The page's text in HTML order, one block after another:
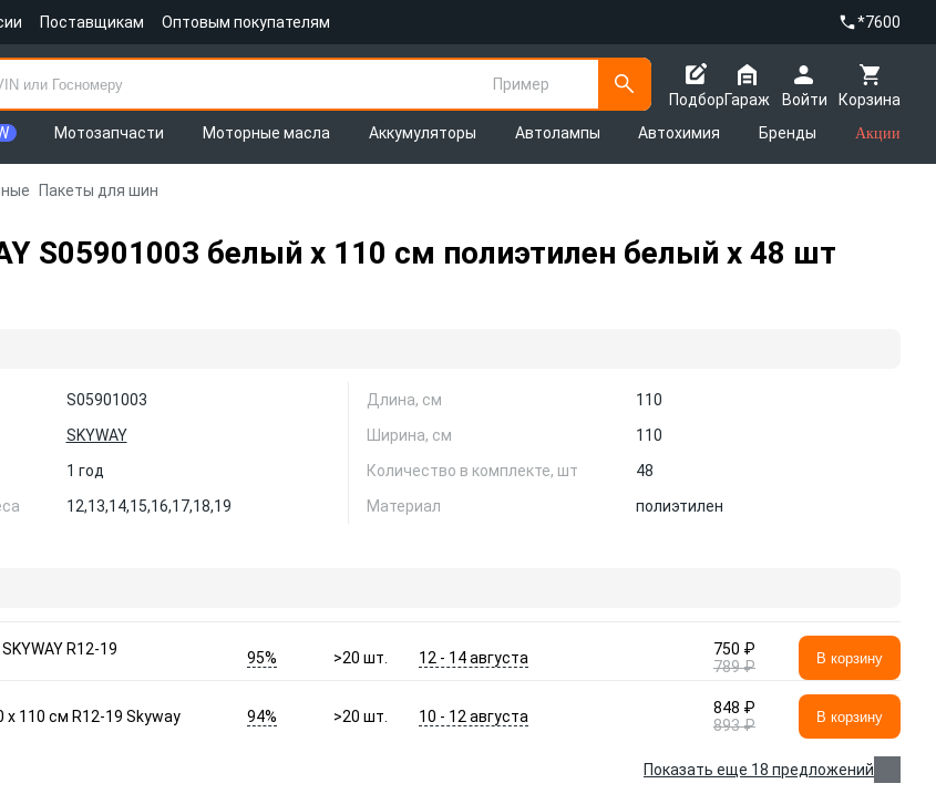
Поставщикам Оптовым покупателям *7600
Пример
Подбор
Корзина
Гараж
Войти
Мотозапчасти Моторные масла Аккумуляторы Автолампы Автохимия Бренды Акции
Пакеты для шин
S05901003 белый х 110 см полиэтилен белый х 48 шт
S05901003
SKYWAY
1 год
12,13,14,15,16,17,18,19
Длина, см
110
Ширина, см
110
Количество в комплекте, шт
48
Материал
полиэтилен
R12-19
95% >20шт. 12 - 14 августа
750 ₽
789 ₽
В корзину
110 см R12-19 Skyway 94% >20шт. 10 - 12 августа
848 ₽
893 ₽
В корзину
Показать еще 18 предложений